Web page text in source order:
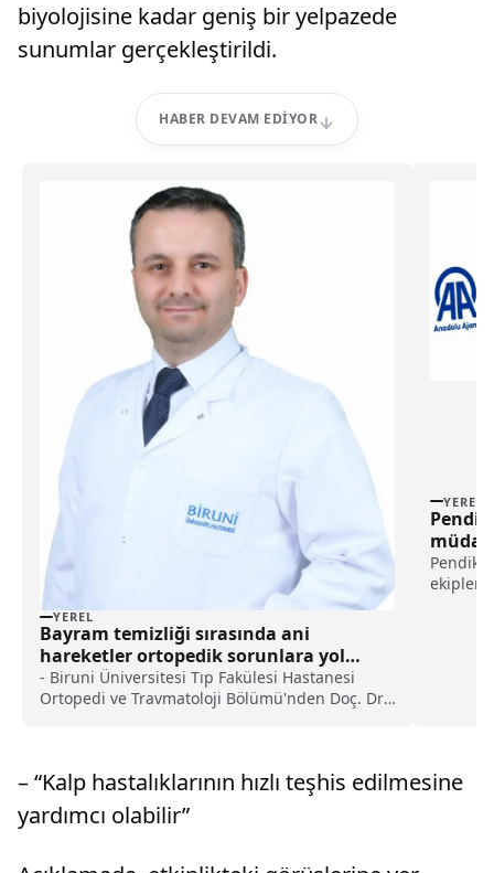
biyolojisine kadar geniş bir yelpazede
sunumlar gerçekleştirildi.
HABER DEVAM EDIYOR
YEREL
Bayram temizliği sırasında ani
hareketler ortopedik sorunlara yol
açabiliyor haberi
- Biruni Üniversitesi Tıp Fakülesi Hastanesi
Ortopedi ve Travmatoloji Bölümü'nden Doç. Dr.
sıkışmalarına neden olabilir"
YEREL
– “Kalp hastalıklarının hızlı teşhis edilmesine
yardımcı olabilir”